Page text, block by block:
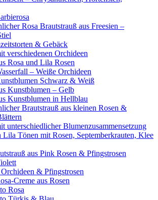
Rosa Brautstrauß aus Freesien –
& Gebäck
verschiedenen Orchideen
Rosa und Lila Rosen
– Weiße Orchideen
Schwarz & Weiß
Kunstblumen – Gelb
Kunstblumen in Hellblau
Brautstrauß aus kleinen Rosen &
unterschiedlicher Blumenzusammensetzung
Lila Tönen mit Rosen, Septemberkrauten, Klee
aus Pink Rosen & Pfingstrosen
& Pfingstrosen
Creme aus Rosen
Rosa